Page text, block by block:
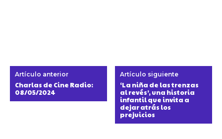
Artículo anterior
Charlas de Cine Radio:
08/05/2024
Artículo siguiente
‘La niña de las trenzas
al revés’, una historia
infantil que invita a
dejar atrás los
prejuicios